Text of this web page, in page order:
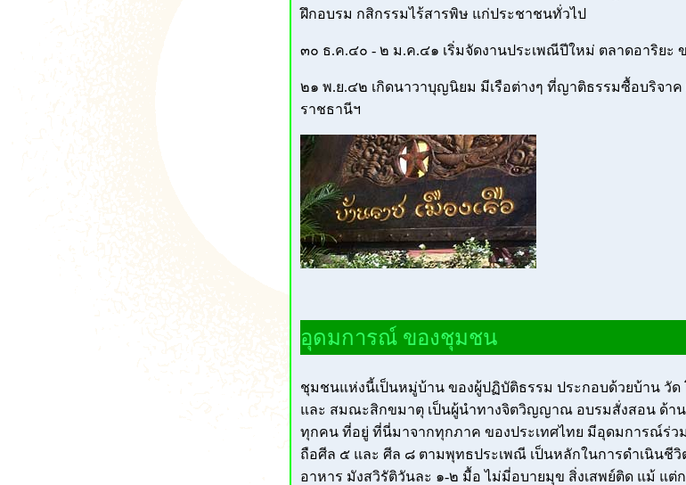
ฝึกอบรม กสิกรรมไร้สารพิษ แก่ประชาชนทั่วไป
๓๐ ธ.ค.๔๐ - ๒ ม.ค.๔๑ เริ่มจัดงานประเพณีปีใหม่ ตลาดอาริยะ
๒๑ พ.ย.๔๒ เกิดนาวาบุญนิยม มีเรือต่างๆ ที่ญาติธรรมซื้อบริจาค
ราชธานีฯ
อุดมการณ์ ของชุมชน
ชุมชนแห่งนี้เป็นหมู่บ้าน ของผู้ปฏิบัติธรรม ประกอบด้วยบ้าน วั
และ สมณะสิกขมาตุ เป็นผู้นำทางจิตวิญญาณ อบรมสั่งสอน ด้า
ทุกคน ที่อยู่ ที่นี่มาจากทุกภาค ของประเทศไทย มีอุดมการณ์ร่
ถือศีล ๕ และ ศีล ๘ ตามพุทธประเพณี เป็นหลักในการดำเนินชีวิ
อาหาร มังสวิรัติวันละ ๑-๒ มื้อ ไม่มี่อบายมุข สิ่งเสพย์ติด แม้ แต่